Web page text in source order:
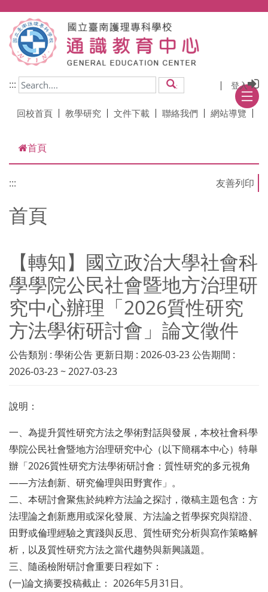
::: 搜尋 登入
回校首頁 教學研究 文件下載 聯絡我們 網站導覽
首頁
:::
首頁
【轉知】國立政治大學社會科
學學院公民社會暨地方治理研
究中心辦理「2026質性研究
方法學術研討會」論文徵件
公告類別 : 學術公告 更新日期 : 2026-03-23 公告期間 :
2026-03-23 ~ 2027-03-23
說明：
一、為提升質性研究方法之學術對話與發展，本校社會科學
學院公民社會暨地方治理研究中心（以下簡稱本中心）特舉
辦「2026質性研究方法學術研討會：質性研究的多元視角
——方法創新、研究倫理與田野實作」。
二、本研討會聚焦於純粹方法論之探討，徵稿主題包含：方
法理論之創新應用或深化發展、方法論之哲學探究與辯證、
田野或倫理經驗之實踐與反思、質性研究分析與寫作策略解
析，以及質性研究方法之當代趨勢與新興議題。
三、隨函檢附研討會重要日程如下：
(一)論文摘要投稿截止： 2026年5月31日。